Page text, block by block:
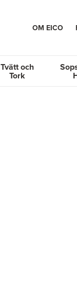
OM EICO
Tvätt och
Tork